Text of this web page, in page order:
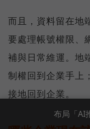
而且，資料留在地
要處理帳號權限、
補與日常維運。地
制權回到企業手上
接地回到企業。
布局「AI